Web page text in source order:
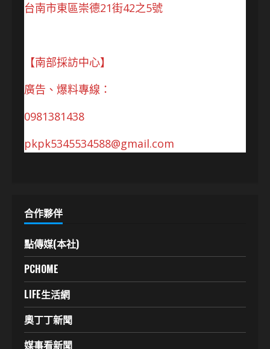
台南市東區崇德21街42之5號
【南部採訪中心】
廣告、爆料專線：
0981381438
pkpk5345534588@gmail.com
合作夥伴
點傳媒(本社)
PCHOME
LIFE生活網
奧丁丁新聞
媒事看新聞